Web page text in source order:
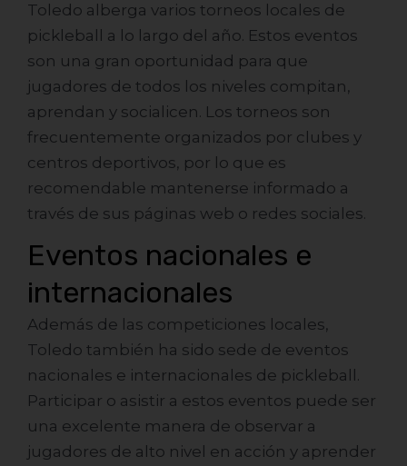
Toledo alberga varios torneos locales de
pickleball a lo largo del año. Estos eventos
son una gran oportunidad para que
jugadores de todos los niveles compitan,
aprendan y socialicen. Los torneos son
frecuentemente organizados por clubes y
centros deportivos, por lo que es
recomendable mantenerse informado a
través de sus páginas web o redes sociales.
Eventos nacionales e
internacionales
Además de las competiciones locales,
Toledo también ha sido sede de eventos
nacionales e internacionales de pickleball.
Participar o asistir a estos eventos puede ser
una excelente manera de observar a
jugadores de alto nivel en acción y aprender